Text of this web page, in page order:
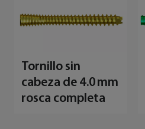
Tornillo sin
cabeza de 4.0 mm
rosca completa